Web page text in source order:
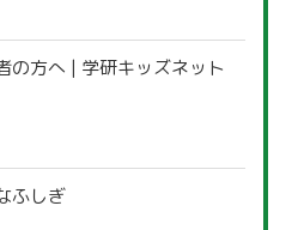
の方へ | 学研キッズネット
ふしぎ